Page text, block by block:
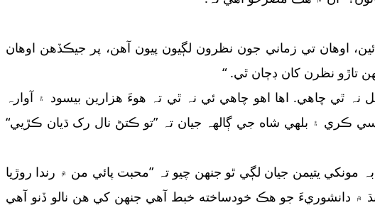
اوهان تي زماني جون نظرون لڳيون پيون آهن، پر جيڪڏهن اوهان
تاڙو نظرن کان ڊڄان ٿي. “
ٿي چاهي. اها اهو چاهي ئي نہ ٿي تہ هوءَ هزارين بيسود ۽ آوارہ
ڪري ۽ بلهي شاه جي ڳالهہ جيان تہ ”تو ڪتڻ نال رک ڌيان ڪڙيي“
يتيمن جيان لڳي ٿو جنھن چيو تہ ”محبت پائي من ۾ رندا روڙيا
۾ دانشوريءَ جو هڪ خودساخته خبط آهي جنهن کي هن نالو ڏنو آهي